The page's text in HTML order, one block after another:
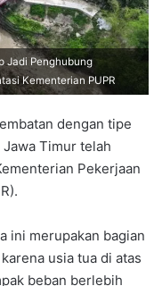
Jadi Penghubung
Kementerian PUPR
dengan tipe
Timur telah
Pekerjaan
ini merupakan bagian
usia tua di atas
beban berlebih